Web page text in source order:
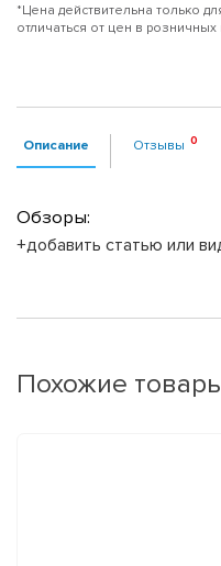
*Цена действительна только
отличаться от цен в розничных
Описание Отзывы
Обзоры:
+добавить статью или
Похожие